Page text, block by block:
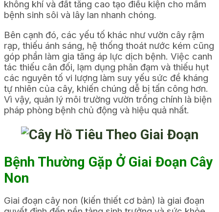
không khí và đất tăng cao tạo điều kiện cho mầm
bệnh sinh sôi và lây lan nhanh chóng.
Bên cạnh đó, các yếu tố khác như vườn cây rậm
rạp, thiếu ánh sáng, hệ thống thoát nước kém cũng
góp phần làm gia tăng áp lực dịch bệnh. Việc canh
tác thiếu cân đối, lạm dụng phân đạm và thiếu hụt
các nguyên tố vi lượng làm suy yếu sức đề kháng
tự nhiên của cây, khiến chúng dễ bị tấn công hơn.
Vì vậy, quản lý môi trường vườn trồng chính là biện
pháp phòng bệnh chủ động và hiệu quả nhất.
Bệnh Thường Gặp Ở Giai Đoạn Cây
Non
Giai đoạn cây non (kiến thiết cơ bản) là giai đoạn